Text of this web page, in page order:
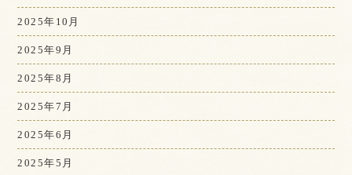
2025年10月
2025年9月
2025年8月
2025年7月
2025年6月
2025年5月